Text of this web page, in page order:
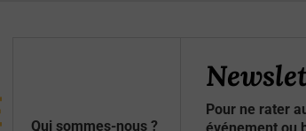
Qui sommes-nous ?
Pour ne rater